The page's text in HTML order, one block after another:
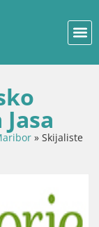
» Skijaliste